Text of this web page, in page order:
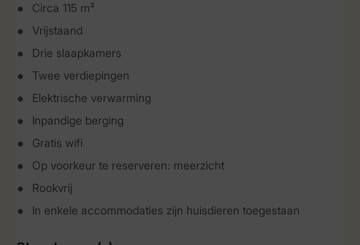
Circa 115 m²
Vrijstaand
Drie slaapkamers
Twee verdiepingen
Elektrische verwarming
Inpandige berging
Gratis wifi
Op voorkeur te reserveren: meerzicht
Rookvrij
In enkele accommodaties zijn huisdieren toegestaan